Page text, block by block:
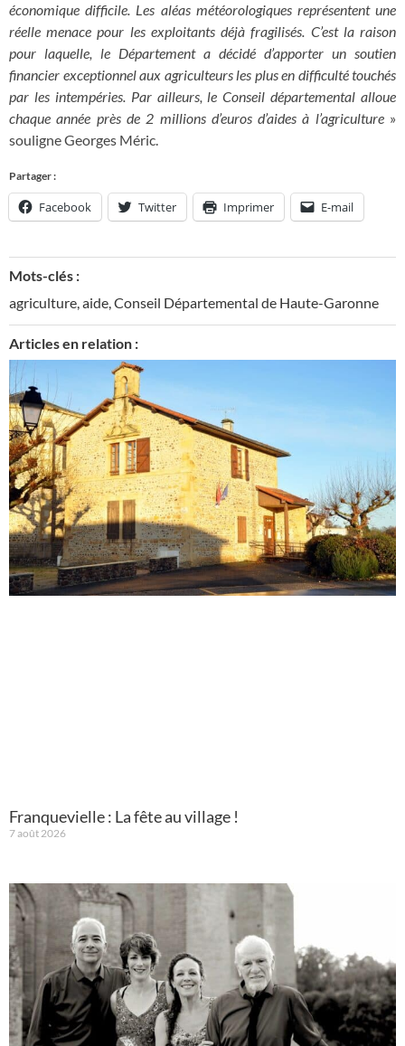
économique difficile. Les aléas météorologiques représentent une
réelle menace pour les exploitants déjà fragilisés. C’est la raison
pour laquelle, le Département a décidé d’apporter un soutien
financier exceptionnel aux agriculteurs les plus en difficulté touchés
par les intempéries. Par ailleurs, le Conseil départemental alloue
chaque année près de 2 millions d’euros d’aides à l’agriculture»
souligne Georges Méric.
Partager :
Facebook Twitter Imprimer E-mail
Mots-clés :
agriculture,aide,Conseil Départemental de Haute-Garonne
Articles en relation :
Franquevielle : La fête au village !
7 août 2026